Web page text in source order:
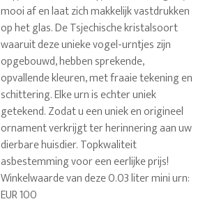
mooi af en laat zich makkelijk vastdrukken
op het glas. De Tsjechische kristalsoort
waaruit deze unieke vogel-urntjes zijn
opgebouwd, hebben sprekende,
opvallende kleuren, met fraaie tekening en
schittering. Elke urn is echter uniek
getekend. Zodat u een uniek en origineel
ornament verkrijgt ter herinnering aan uw
dierbare huisdier. Topkwaliteit
asbestemming voor een eerlijke prijs!
Winkelwaarde van deze 0.03 liter mini urn:
EUR 100